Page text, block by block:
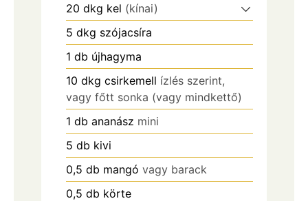
20 dkg kel (kínai)
5 dkg szójacsíra
1 db újhagyma
10 dkg csirkemell ízlés szerint,
vagy főtt sonka (vagy mindkettő)
1 db ananász mini
5 db kivi
0,5 db mangó vagy barack
0,5 db körte